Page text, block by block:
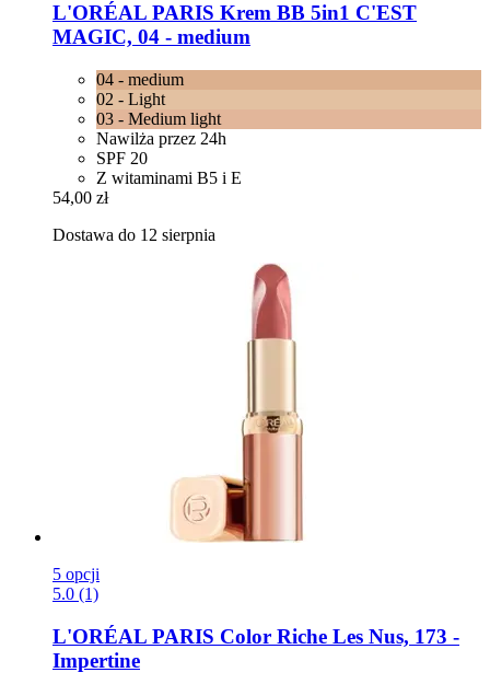
L'ORÉAL PARIS Krem BB 5in1 C'EST
MAGIC, 04 -​ medium
04 - medium
02 - Light
03 - Medium light
Nawilża przez 24h
SPF 20
Z witaminami B5 i E
54,00 zł
Dostawa do 12 sierpnia
5 opcji
5.0 (1)
L'ORÉAL PARIS Color Riche Les Nus, 173 -​
Impertine